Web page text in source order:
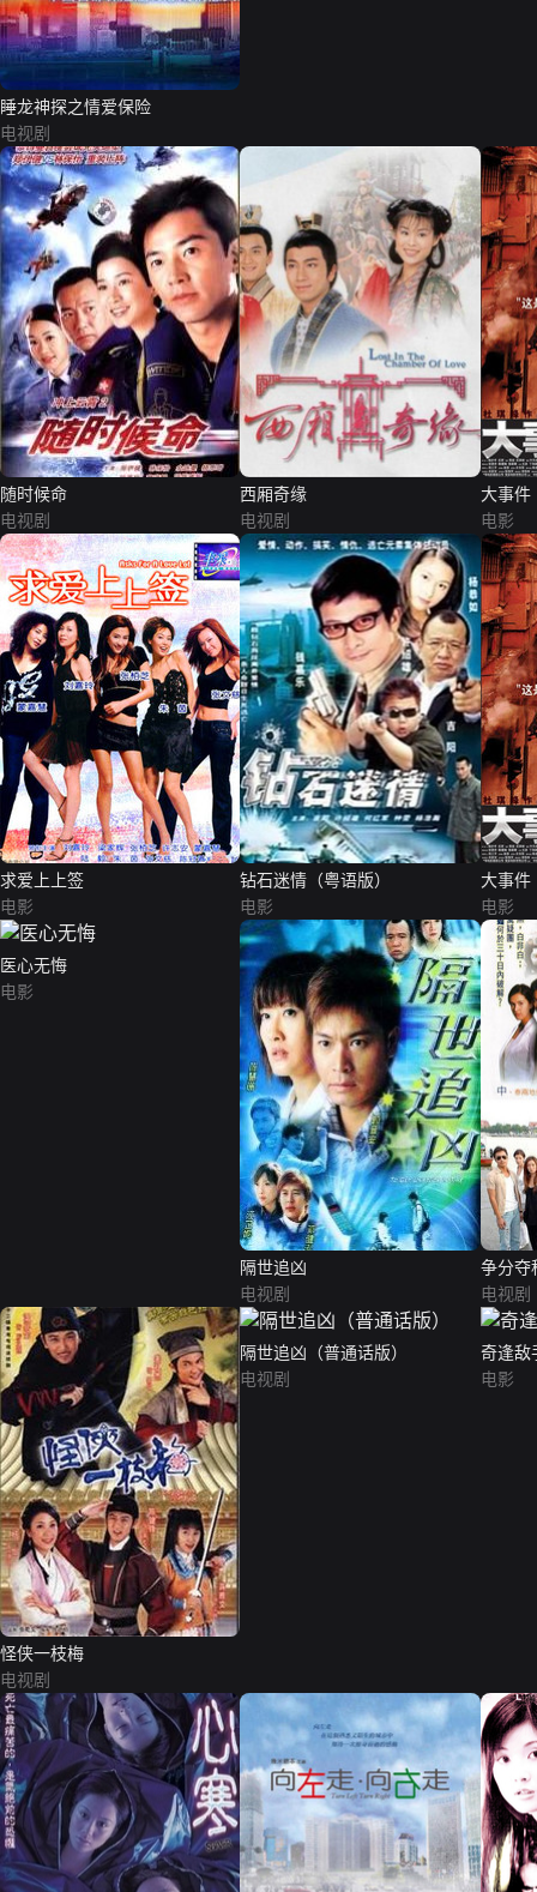
睡龙神探之情爱保险
电视剧
随时候命
电视剧
西厢奇缘
电视剧
大事件
电影
求爱上上签
电影
钻石迷情（粤语版）
电影
大事件
电影
医心无悔
电影
隔世追凶
电视剧
争分夺
电视剧
怪侠一枝梅
电视剧
隔世追凶（普通话版）
电视剧
奇逢敌
电影